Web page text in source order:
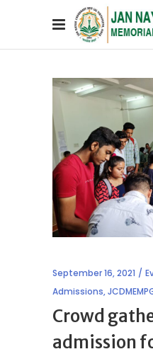
September 16, 2021
Admissions,
Crowd
admission